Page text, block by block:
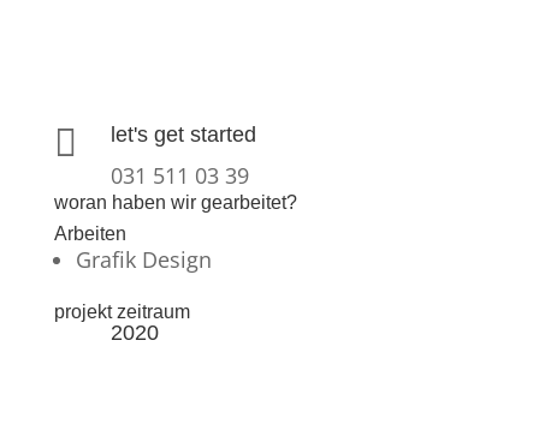
 let's get started
031 511 03 39
woran haben wir gearbeitet?
Arbeiten
Grafik Design
projekt zeitraum
2020